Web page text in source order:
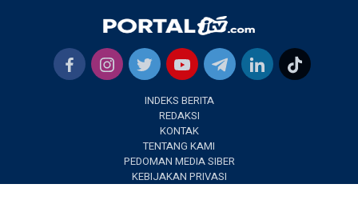
INDEKS BERITA
REDAKSI
KONTAK
TENTANG KAMI
PEDOMAN MEDIA SIBER
KEBIJAKAN PRIVASI